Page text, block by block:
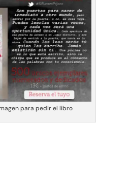
para pedir el libro